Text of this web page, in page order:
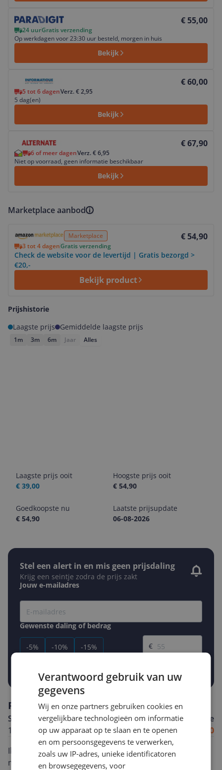
€ 55,00
24 uurGratis verzending
Op werkdagen voor 23:30 uur besteld, morgen in huis
Bekijk
Bekijk product
€ 60,00
5 tot 6 dagenVerz. € 2,95
5 dag(en)
Bekijk
€ 67,90
6 of meer dagenVerz. € 6,95
Niet op voorraad, geen informatie beschikbaar
Bekijk
Marketplace aanbod
Marketplace € 54,90
3 tot 4 dagenGratis verzending
Check de website voor de levertijd | Gratis bezorgd >
€20,-
Bekijk product
Prijshistorie
Laagste prijs
Gemiddelde laagste prijs
1m 3m 6m Jaar Alles
Laagste prijs ooit
€ 39,00
Hoogste prijs ooit
€ 54,90
Goedkoopste nu
€ 54,90
Laatste prijsupdate
06-08-2026
Stel een alert in en mis geen prijsdaling
Krijg een seintje zodra de prijs zakt
Jouw e-mailadres
Gewenste daling of bedrag
-5% -10% -15%
Gewenste prijs
€
Reviews
Shinystary
18-07-2024
Algemene score
8.0
Ik heb dit product ontvangen om te testen. Dit waren
mijn ervaringen. Toen ik het Trust GXT 866 Torix
Verantwoord gebruik van uw
gegevens
Wij en onze partners gebruiken cookies en
vergelijkbare technologieën om informatie
op uw apparaat op te slaan en te openen
en om persoonsgegevens te verwerken,
zoals uw IP-adres, unieke identificatoren
en browsegegevens, voor